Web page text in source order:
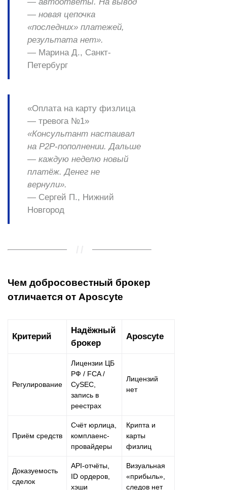
— новая цепочка
«последних» платежей,
результата нет».
— Марина Д., Санкт-
Петербург
«Оплата на карту физлица
— тревога №1»
«Консультант настаивал
на P2P-пополнении. Дальше
— каждую неделю новый
платёж. Денег не
вернули».
— Сергей П., Нижний
Новгород
Чем добросовестный брокер
отличается от Aposcyte
Критерий
Надёжный
брокер
Aposcyte
Регулирование
Лицензии ЦБ
РФ / FCA /
CySEC,
запись в
реестрах
Лицензий
нет
Приём средств
Счёт юрлица,
комплаенс-
провайдеры
Крипта и
карты
физлиц
Доказуемость
сделок
API-отчёты,
ID ордеров,
хэши
Визуальная
«прибыль»,
следов нет